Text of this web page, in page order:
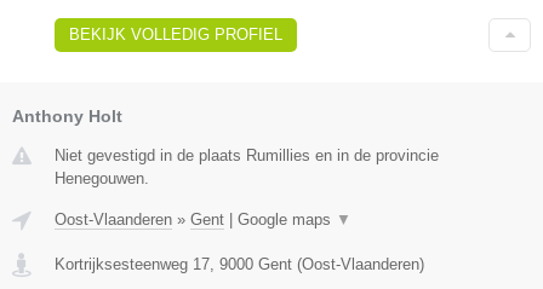
BEKIJK VOLLEDIG PROFIEL
Anthony Holt
Niet gevestigd in de plaats Rumillies en in de provincie
Henegouwen.
Oost-Vlaanderen » Gent Google maps ▼
Kortrijksesteenweg 17, 9000 Gent (Oost-Vlaanderen)